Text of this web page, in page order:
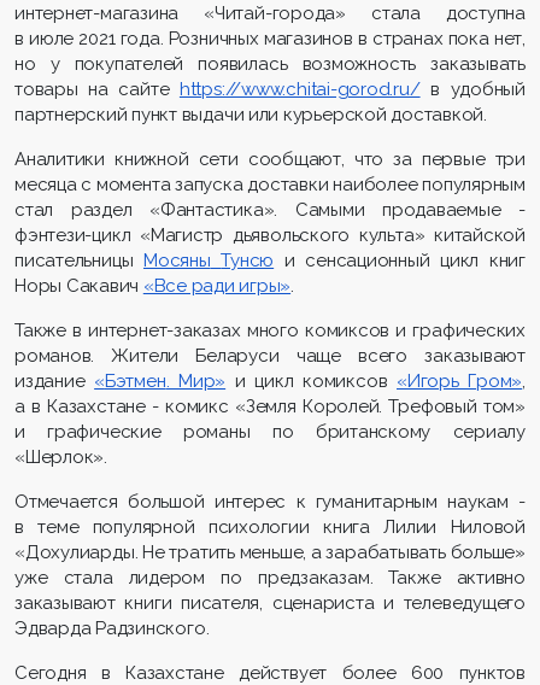
интернет-магазина «Читай-города» стала доступна
в июле 2021 года. Розничных магазинов в странах пока нет,
но у покупателей появилась возможность заказывать
товары на сайте https://www.chitai-gorod.ru/в удобный
партнерский пункт выдачи или курьерской доставкой.
Аналитики книжной сети сообщают, что за первые три
месяца с момента запуска доставки наиболее популярным
стал раздел «Фантастика». Самыми продаваемые -
фэнтези-цикл «Магистр дьявольского культа» китайской
писательницы Мосяны Тунсю и сенсационный цикл книг
Норы Сакавич «Все ради игры».
Также в интернет-заказах много комиксов и графических
романов. Жители Беларуси чаще всего заказывают
издание «Бэтмен. Мир» и цикл комиксов «Игорь Гром»,
а в Казахстане - комикс «Земля Королей. Трефовый том»
и графические романы по британскому сериалу
«Шерлок».
Отмечается большой интерес к гуманитарным наукам -
в теме популярной психологии книга Лилии Ниловой
«Дохулиарды. Не тратить меньше, а зарабатывать больше»
уже стала лидером по предзаказам. Также активно
заказывают книги писателя, сценариста и телеведущего
Эдварда Радзинского.
Сегодня в Казахстане действует более 600 пунктов